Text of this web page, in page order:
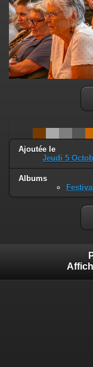
Ajoutée le
Jeudi 5
Albums